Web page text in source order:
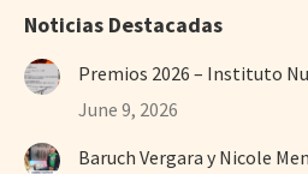
Noticias Destacadas
Premios 2026 – Instituto
June 9, 2026
Baruch Vergara y Nicole